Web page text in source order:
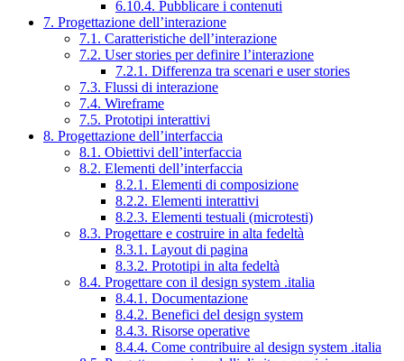
6.10.4. Pubblicare i contenuti
7. Progettazione dell’interazione
7.1. Caratteristiche dell’interazione
7.2. User stories per definire l’interazione
7.2.1. Differenza tra scenari e user stories
7.3. Flussi di interazione
7.4. Wireframe
7.5. Prototipi interattivi
8. Progettazione dell’interfaccia
8.1. Obiettivi dell’interfaccia
8.2. Elementi dell’interfaccia
8.2.1. Elementi di composizione
8.2.2. Elementi interattivi
8.2.3. Elementi testuali (microtesti)
8.3. Progettare e costruire in alta fedeltà
8.3.1. Layout di pagina
8.3.2. Prototipi in alta fedeltà
8.4. Progettare con il design system .italia
8.4.1. Documentazione
8.4.2. Benefici del design system
8.4.3. Risorse operative
8.4.4. Come contribuire al design system .italia